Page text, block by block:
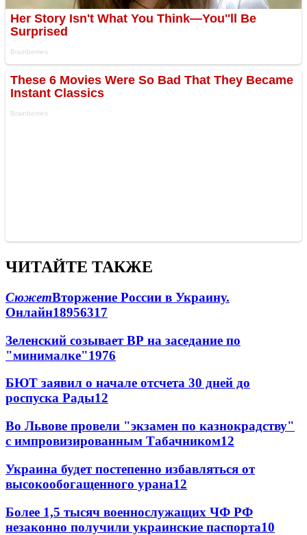
ЧИТАЙТЕ ТАКЖЕ
СюжетВторжение России в Украину.
Онлайн18956317
Зеленский созывает ВР на заседание по
"минималке"1976
БЮТ заявил о начале отсчета 30 дней до
роспуска Рады12
Во Львове провели "экзамен по казнокрадству"
с импровизированным Табачником12
Украина будет постепенно избавляться от
высокообогащенного урана12
Более 1,5 тысяч военнослужащих ЧФ РФ
незаконно получили украинские паспорта10